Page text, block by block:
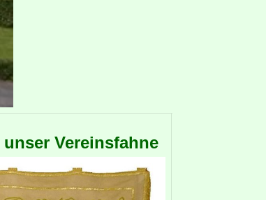
Vereinsfahne